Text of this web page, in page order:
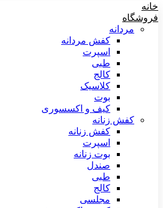
خانه
فروشگاه
مردانه
کفش مردانه
اسپرت
طبی
کالج
کلاسیک
بوت
کیف و اکسسوری
کفش زنانه
کفش زنانه
اسپرت
بوت زنانه
صندل
طبی
کالج
مجلسی